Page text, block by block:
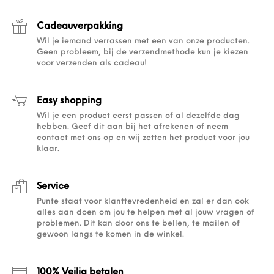
Cadeauverpakking
Wil je iemand verrassen met een van onze producten.
Geen probleem, bij de verzendmethode kun je kiezen
voor verzenden als cadeau!
Easy shopping
Wil je een product eerst passen of al dezelfde dag
hebben. Geef dit aan bij het afrekenen of neem
contact met ons op en wij zetten het product voor jou
klaar.
Service
Punte staat voor klanttevredenheid en zal er dan ook
alles aan doen om jou te helpen met al jouw vragen of
problemen. Dit kan door ons te bellen, te mailen of
gewoon langs te komen in de winkel.
100% Veilig betalen